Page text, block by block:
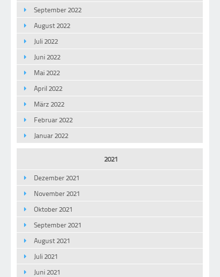
September 2022
August 2022
Juli 2022
Juni 2022
Mai 2022
April 2022
März 2022
Februar 2022
Januar 2022
2021
Dezember 2021
November 2021
Oktober 2021
September 2021
August 2021
Juli 2021
Juni 2021